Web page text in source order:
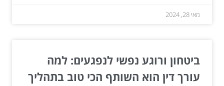
מאי 28, 2024
ביטחון ורוגע נפשי לנפגעים: למה
עורך דין הוא השותף הכי טוב בתהליך